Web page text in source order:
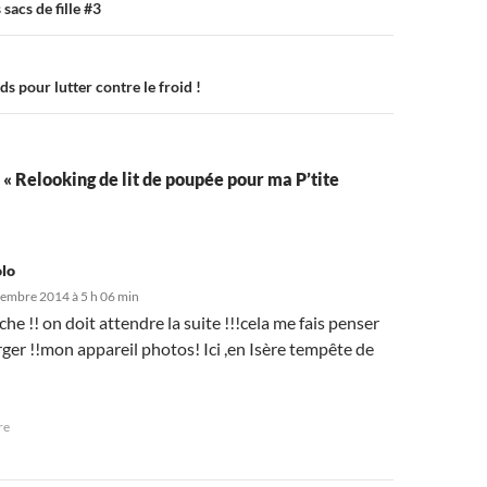
de fille #3
pour lutter contre le froid !
Relooking de lit de poupée pour ma P’tite
2014 à 5 h 06 min
!! on doit attendre la suite !!!cela me fais penser
!!mon appareil photos! Ici ,en Isère tempête de